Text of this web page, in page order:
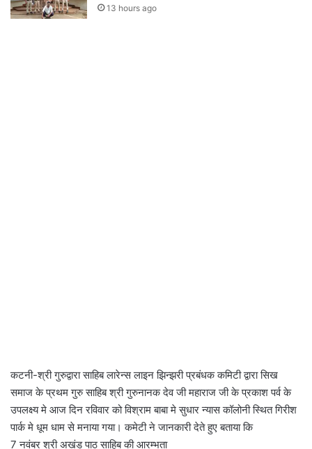
13 hours ago
कटनी-श्री गुरुद्वारा साहिब लारेन्स लाइन झिन्झरी प्रबंधक कमिटी द्वारा सिख
समाज के प्रथम गुरु साहिब श्री गुरुनानक देव जी महाराज जी के प्रकाश पर्व के
उपलक्ष्य मे आज दिन रविवार को विश्राम बाबा मे सुधार न्यास कॉलोनी स्थित गिरीश
पार्क मे धूम धाम से मनाया गया। कमेटी ने जानकारी देते हुए बताया कि
7 नवंबर श्री अखंड पाठ साहिब की आरम्भता